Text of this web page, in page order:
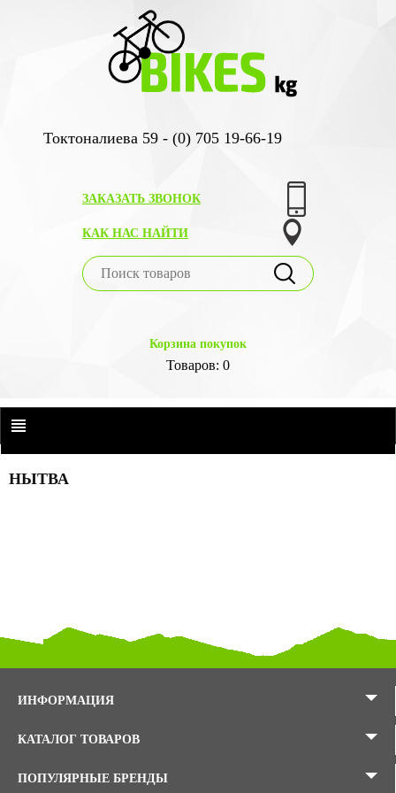
Токтоналиева 59 - (0) 705 19-66-19
ЗАКАЗАТЬ ЗВОНОК
КАК НАС НАЙТИ
Корзина покупок
Товаров: 0
НЫТВА
ИНФОРМАЦИЯ
КАТАЛОГ ТОВАРОВ
ПОПУЛЯРНЫЕ БРЕНДЫ